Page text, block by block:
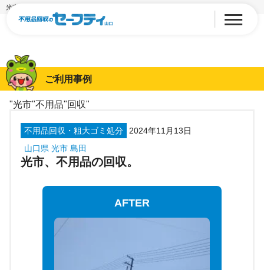
光市、不用品の回収。
ご利用事例
"光市"不用品"回収"
不用品回収・粗大ゴミ処分
2024年11月13日
山口県 光市 島田
光市、不用品の回収。
AFTER